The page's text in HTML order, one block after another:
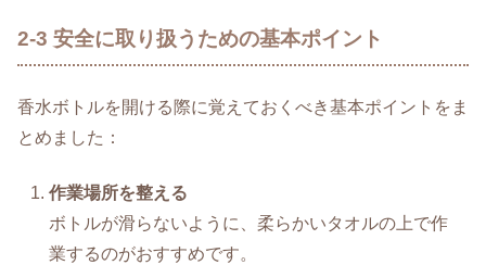
2-3 安全に取り扱うための基本ポイント
香水ボトルを開ける際に覚えておくべき基本ポイントをま
とめました：
作業場所を整える
ボトルが滑らないように、柔らかいタオルの上で作
業するのがおすすめです。